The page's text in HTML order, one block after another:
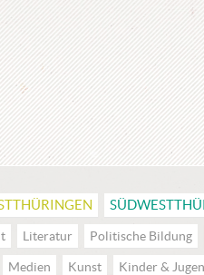
Literatur Politische Bildung
Medien Kunst Kinder &